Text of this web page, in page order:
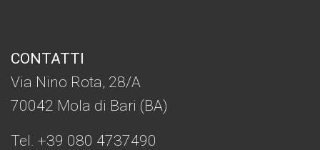
CONTATTI
Via Nino Rota, 28/A
70042 Mola di Bari (BA)
Tel. +39 080 4737490